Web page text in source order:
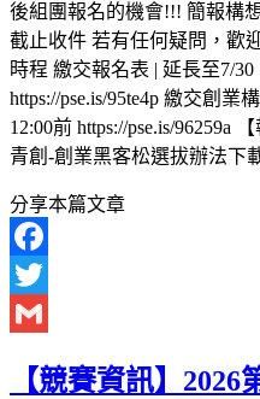
後組團報名的機會!!! 簡報構
截止收件 若有任何疑問，歡
時程 繳交報名表 | 延長至7/
https://pse.is/95te4p 繳交創業
12:00前 https://pse.is/96259a
青創-創業黑客松選拔辦法下
分享本篇文章
Facebook
Twitter
【競賽資訊】